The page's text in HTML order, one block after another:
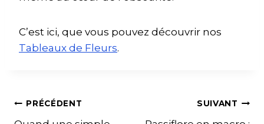
C’est ici, que vous pouvez découvrir nos
Tableaux de Fleurs.
PRÉCÉDENT SUIVANT